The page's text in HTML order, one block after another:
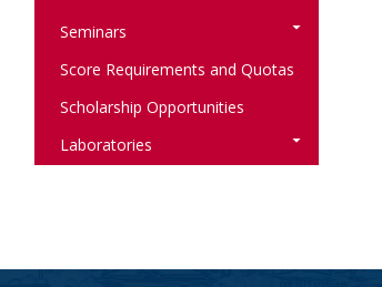
Seminars
Score Requirements and Quotas
Scholarship Opportunities
Laboratories